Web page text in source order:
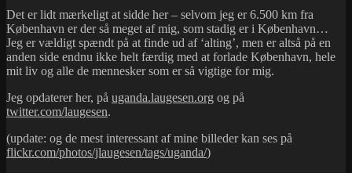
Det er lidt mærkeligt at sidde her – selvom jeg er 6.500 km fra
København er der så meget af mig, som stadig er i København…
Jeg er vældigt spændt på at finde ud af ‘alting’, men er altså på en
anden side endnu ikke helt færdig med at forlade København, hele
mit liv og alle de mennesker som er så vigtige for mig.
Jeg opdaterer her, på uganda.laugesen.org og på
twitter.com/laugesen.
(update: og de mest interessant af mine billeder kan ses på
flickr.com/photos/jlaugesen/tags/uganda/)